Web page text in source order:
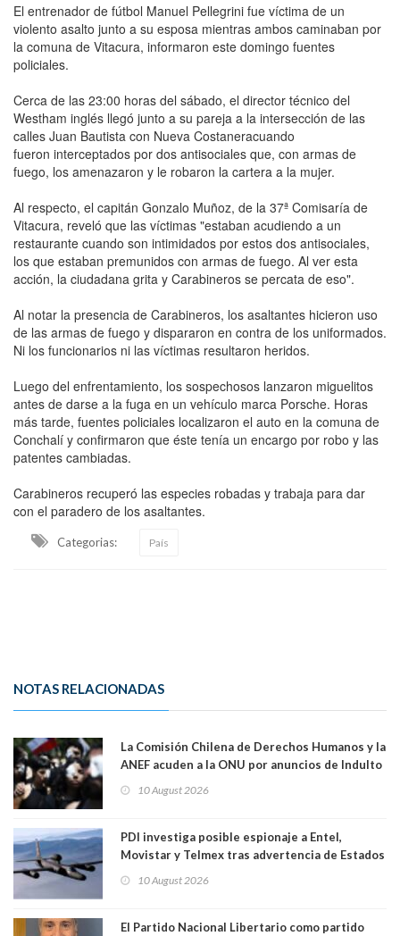
El entrenador de fútbol Manuel Pellegrini fue víctima de un
violento asalto junto a su esposa mientras ambos caminaban por
la comuna de Vitacura, informaron este domingo fuentes
policiales.
Cerca de las 23:00 horas del sábado, el director técnico del
Westham inglés llegó junto a su pareja a la intersección de las
calles Juan Bautista con Nueva Costaneracuando
fueron interceptados por dos antisociales que, con armas de
fuego, los amenazaron y le robaron la cartera a la mujer.
Al respecto, el capitán Gonzalo Muñoz, de la 37ª Comisaría de
Vitacura, reveló que las víctimas "estaban acudiendo a un
restaurante cuando son intimidados por estos dos antisociales,
los que estaban premunidos con armas de fuego. Al ver esta
acción, la ciudadana grita y Carabineros se percata de eso".
Al notar la presencia de Carabineros, los asaltantes hicieron uso
de las armas de fuego y dispararon en contra de los uniformados.
Ni los funcionarios ni las víctimas resultaron heridos.
Luego del enfrentamiento, los sospechosos lanzaron miguelitos
antes de darse a la fuga en un vehículo marca Porsche. Horas
más tarde, fuentes policiales localizaron el auto en la comuna de
Conchalí y confirmaron que éste tenía un encargo por robo y las
patentes cambiadas.
Carabineros recuperó las especies robadas y trabaja para dar
con el paradero de los asaltantes.
Categorias: País
NOTAS RELACIONADAS
La Comisión Chilena de Derechos Humanos y la
ANEF acuden a la ONU por anuncios de Indulto
10 August 2026
PDI investiga posible espionaje a Entel,
Movistar y Telmex tras advertencia de Estados
10 August 2026
El Partido Nacional Libertario como partido